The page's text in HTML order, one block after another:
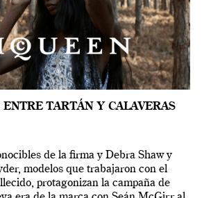
TARTÁN Y CALAVERAS
de la firma y Debra Shaw y
modelos que trabajaron con el
protagonizan la campaña de